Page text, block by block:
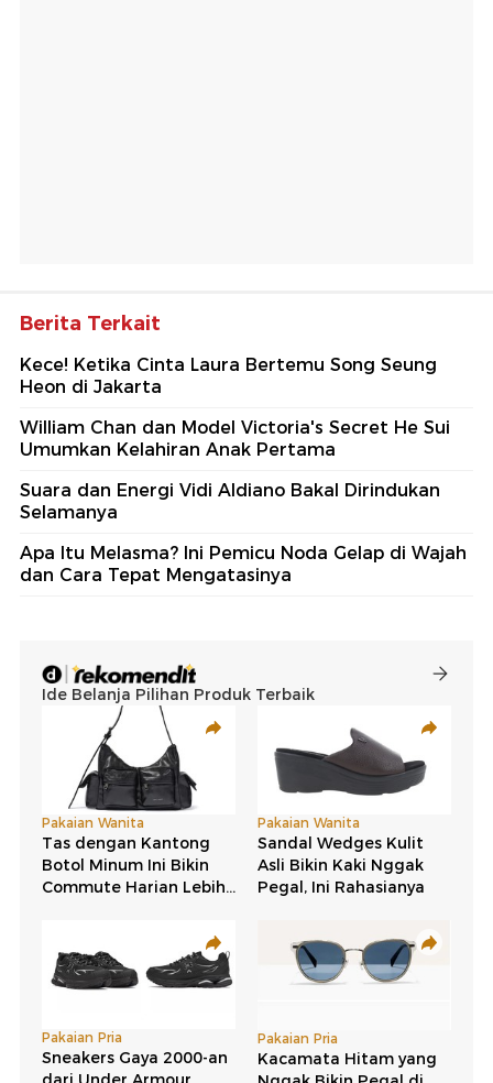
Berita Terkait
Kece! Ketika Cinta Laura Bertemu Song Seung
Heon di Jakarta
William Chan dan Model Victoria's Secret He Sui
Umumkan Kelahiran Anak Pertama
Suara dan Energi Vidi Aldiano Bakal Dirindukan
Selamanya
Apa Itu Melasma? Ini Pemicu Noda Gelap di Wajah
dan Cara Tepat Mengatasinya